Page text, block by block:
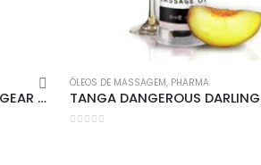
CALÇAS MASSIVE RUDE LOCKER GEAR VERMELHAS
ÓLEOS DE MASSAGEM, PHARMA
de Pagamento
de Envio
Contactos
Login